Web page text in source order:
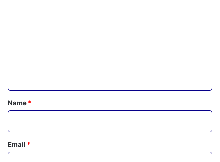
*
Name *
Email *